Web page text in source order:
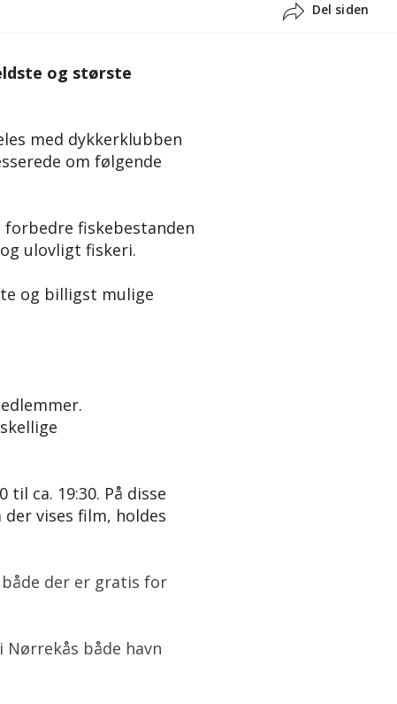
Del siden
og største
med dykkerklubben
om følgende
fiskebestanden
ulovligt fiskeri.
og billigst mulige
ca. 19:30. På disse
vises film, holdes
både der er gratis for
både havn